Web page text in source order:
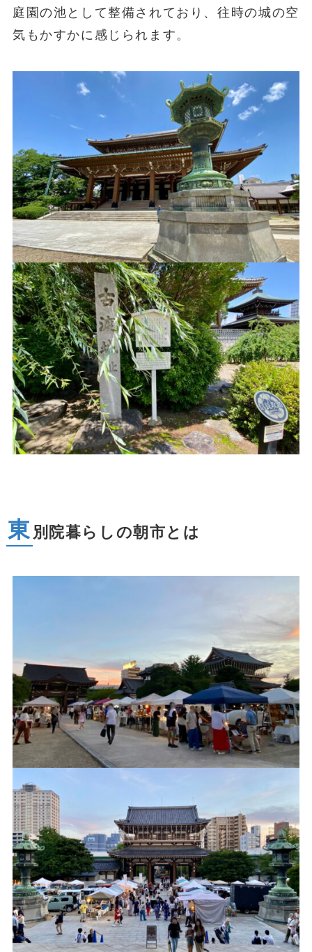
庭園の池として整備されており、往時の城の空
気もかすかに感じられます。
東 別院暮らしの朝市とは